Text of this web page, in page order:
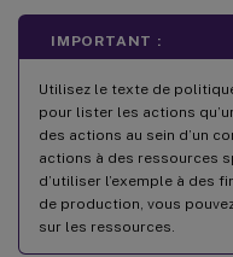
IMPORTANT :
Utilisez le texte de
pour lister les actions
des actions au sein d’un
actions à des ressources
d’utiliser l’exemple à des
de production, vous
sur les ressources.